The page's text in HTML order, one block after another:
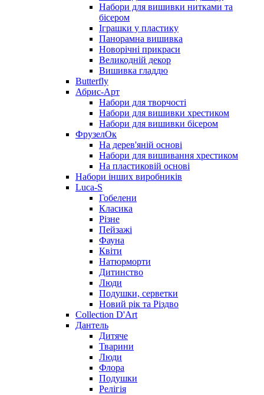
Набори для вишивки нитками та
бісером
Іграшки у пластику
Панорамна вишивка
Новорічні прикраси
Великодній декор
Вишивка гладдю
Butterfly
Абрис-Арт
Набори для творчості
Набори для вишивки хрестиком
Набори для вишивки бісером
ФрузелОк
На дерев'яній основі
Набори для вишивання хрестиком
На пластиковій основі
Набори інших виробників
Luca-S
Гобелени
Класика
Різне
Пейзажі
Фауна
Квіти
Натюрморти
Дитинство
Люди
Подушки, серветки
Новий рік та Різдво
Collection D'Art
Дантель
Дитяче
Тварини
Люди
Флора
Подушки
Релігія